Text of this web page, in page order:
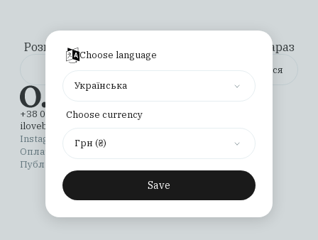
Розкажемо про все важливе. Підпишіться зараз
Видавництво
імені Соломії Павличко
+38 044 331 02 49
ilovebooks@osnovypublishing.com
Instagram YouTube
Оплата та доставка
Публічна оферта
Choose language
Українська
Choose currency
Грн (₴)
Save